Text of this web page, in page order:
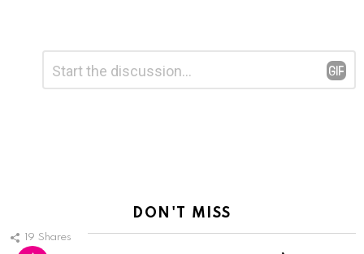
Reply
DON'T MISS
19 Shares